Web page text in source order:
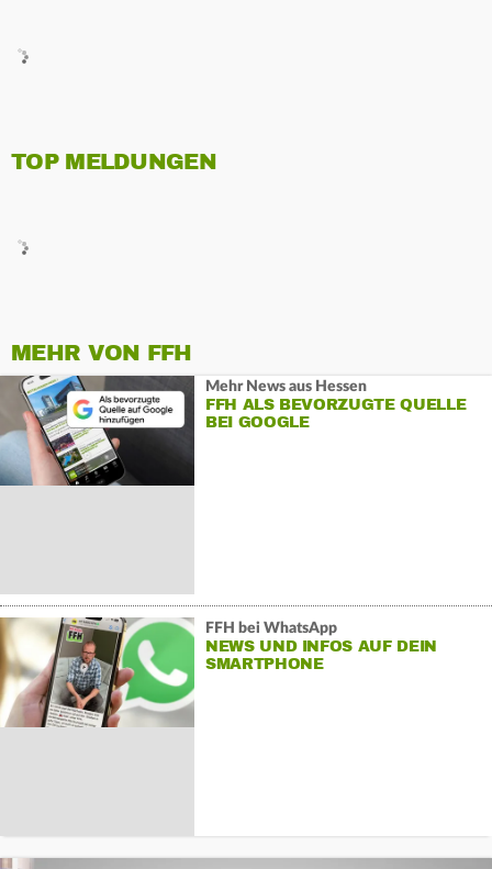
TOP MELDUNGEN
MEHR VON FFH
Mehr News aus Hessen
FFH ALS BEVORZUGTE QUELLE
BEI GOOGLE
FFH bei WhatsApp
NEWS UND INFOS AUF DEIN
SMARTPHONE